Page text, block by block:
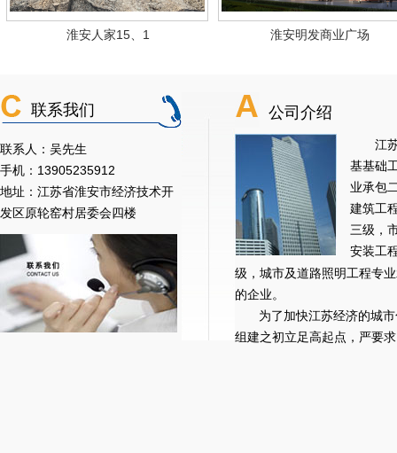
淮安人家15、1 淮安明发商业广场
联系我们
联系人：吴先生
手机：13905235912
地址：江苏省淮安市经济技术开
发区原轮窑村居委会四楼
公司介绍
江苏
基基础
业承包
建筑工
三级，
安装工
级，城市及道路照明工程专
的企业。
为了加快江苏经济的城
组建之初立足高起点，严要